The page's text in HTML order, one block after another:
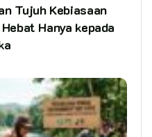
Tujuh Kebiasaan
Hanya kepada